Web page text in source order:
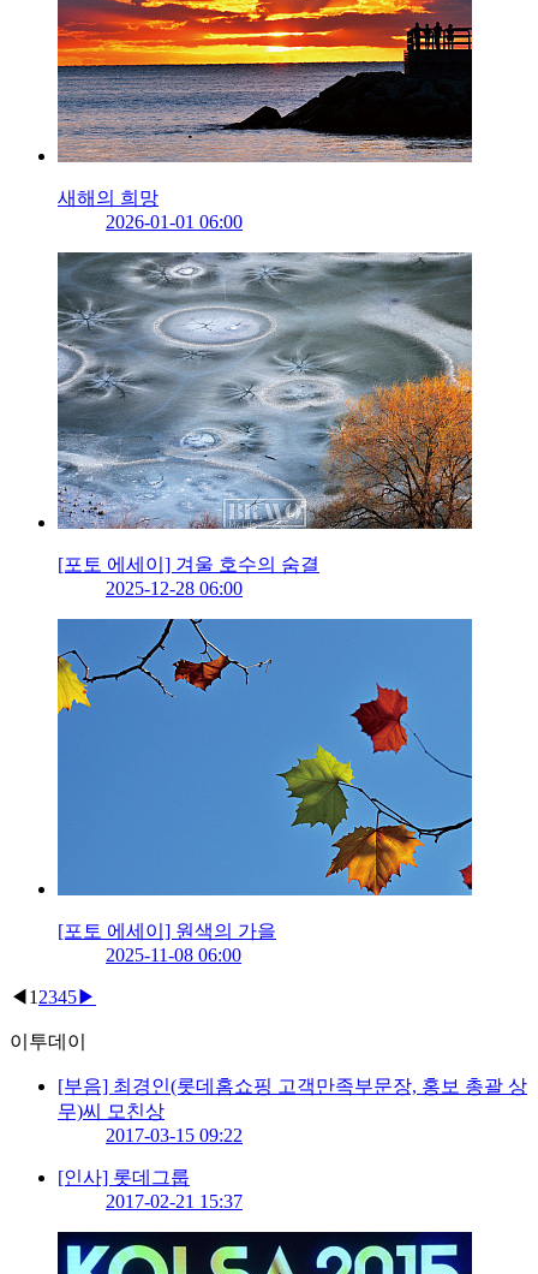
새해의 희망
2026-01-01 06:00
[포토 에세이] 겨울 호수의 숨결
2025-12-28 06:00
[포토 에세이] 원색의 가을
2025-11-08 06:00
◀ 1 2345▶
이투데이
[부음] 최경인(롯데홈쇼핑 고객만족부문장, 홍보 총괄 상
무)씨 모친상
2017-03-15 09:22
[인사] 롯데그룹
2017-02-21 15:37